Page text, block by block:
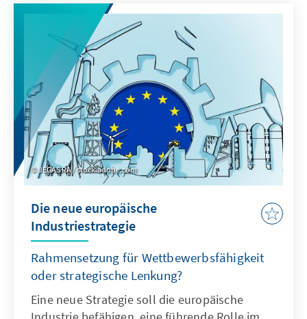
bedeutet und welche Konsequenzen es nun
zu berücksichtigen gilt.
JEGAS RA / stock.adobe.com
Die neue europäische
Industriestrategie
Rahmensetzung für Wettbewerbsfähigkeit
oder strategische Lenkung?
Eine neue Strategie soll die europäische